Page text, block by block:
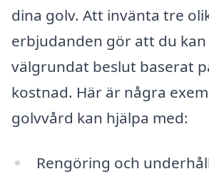
dina golv. Att invänta tre
erbjudanden gör att du
välgrundat beslut baserat
kostnad. Här är några
golvvård kan hjälpa med:
Rengöring och